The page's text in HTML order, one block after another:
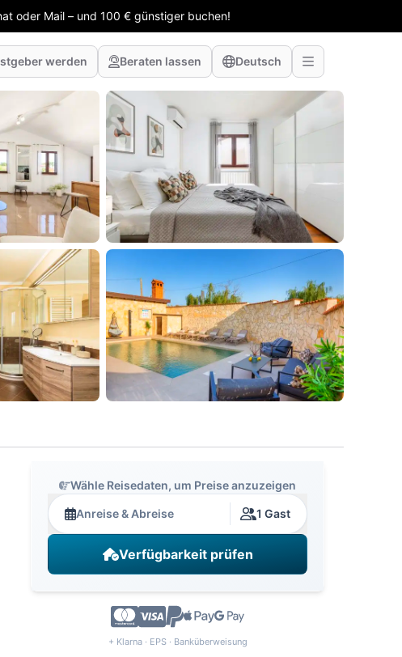
oder Mail – und 100 € günstiger buchen!
werden Beraten lassen Deutsch
Wähle Reisedaten, um Preise anzuzeigen
Anreise & Abreise 1 Gast
Verfügbarkeit prüfen
+ Klarna · EPS · Banküberweisung